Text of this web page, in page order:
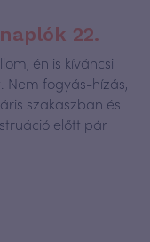
22.
én is kíváncsi
Nem fogyás-hízás,
szakaszban és
előtt pár